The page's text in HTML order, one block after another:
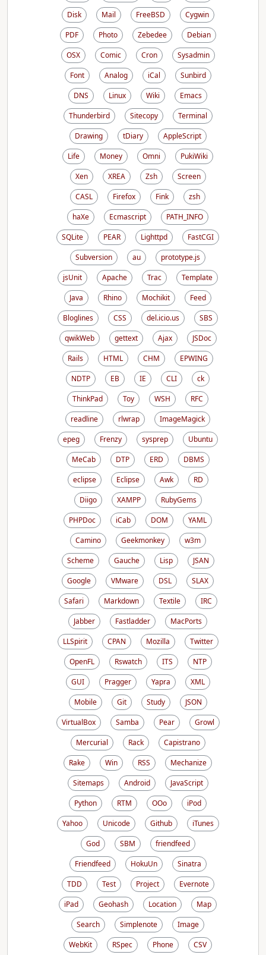
Disk
Mail FreeBSD
Cygwin
PDF
Photo Zebedee
Debian
OSX
Comic Cron
Sysadmin
Font
Analog iCal
Sunbird
DNS
Linux Wiki
Emacs
Thunderbird
Sitecopy
Terminal
Drawing
tDiary
AppleScript
Life
Money Omni
PukiWiki
Xen
XREA Zsh
Screen
CASL
Firefox Fink
zsh
haXe
Ecmascript
PATH_INFO
SQLite
PEAR Lighttpd
FastCGI
Subversion
au
prototype.js
jsUnit
Apache Trac
Template
Java
Rhino Mochikit
Feed
Bloglines
CSS del.icio.us
SBS
qwikWeb
gettext Ajax
JSDoc
Rails
HTML CHM
EPWING
NDTP
EB IE CLI
ck
ThinkPad
Toy WSH
RFC
readline
rlwrap
ImageMagick
epeg
Frenzy sysprep
Ubuntu
MeCab
DTP ERD
DBMS
eclipse
Eclipse Awk
RD
Diigo
XAMPP
RubyGems
PHPDoc
iCab DOM
YAML
Camino
Geekmonkey
w3m
Scheme
Gauche Lisp
JSAN
Google
VMware DSL
SLAX
Safari
Markdown Textile
IRC
Jabber
Fastladder
MacPorts
LLSpirit
CPAN Mozilla
Twitter
OpenFL
Rswatch ITS
NTP
GUI
Pragger Yapra
XML
Mobile
Git Study
JSON
VirtualBox
Samba Pear
Growl
Mercurial
Rack
Capistrano
Rake
Win RSS
Mechanize
Sitemaps
Android
JavaScript
Python
RTM OOo
iPod
Yahoo
Unicode Github
iTunes
God
SBM
friendfeed
Friendfeed
HokuUn
Sinatra
TDD
Test Project
Evernote
iPad
Geohash Location
Map
Search
Simplenote
Image
WebKit
RSpec Phone CSV